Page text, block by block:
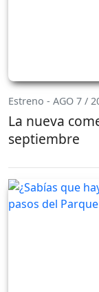
Estreno - AGO 7 /
La nueva
septiembre